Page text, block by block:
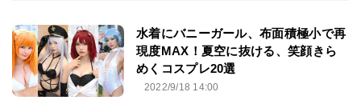
水着にバニーガール、布面積極小で再
現度MAX！夏空に抜ける、笑顔きら
めくコスプレ20選
2022/9/18 14:00